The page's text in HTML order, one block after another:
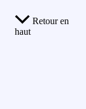
Retour en
haut